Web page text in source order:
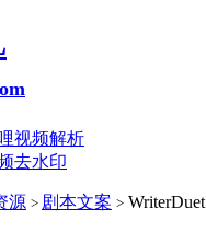
视频解析
去水印
源 > 剧本文案 > WriterDuet